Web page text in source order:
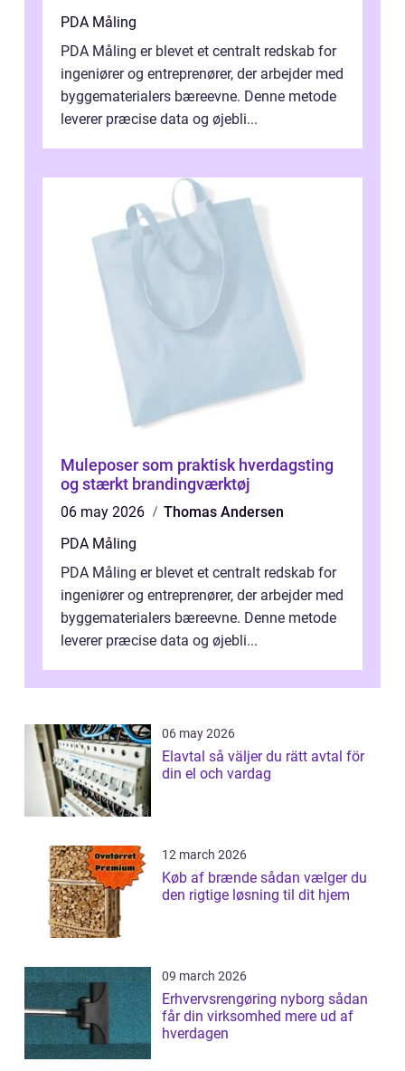
PDA Måling
PDA Måling er blevet et centralt redskab for
ingeniører og entreprenører, der arbejder med
byggematerialers bæreevne. Denne metode
leverer præcise data og øjebli...
Muleposer som praktisk hverdagsting
og stærkt brandingværktøj
06 may 2026
Thomas Andersen
PDA Måling
PDA Måling er blevet et centralt redskab for
ingeniører og entreprenører, der arbejder med
byggematerialers bæreevne. Denne metode
leverer præcise data og øjebli...
06 may 2026
Elavtal så väljer du rätt avtal för
din el och vardag
12 march 2026
Køb af brænde sådan vælger du
den rigtige løsning til dit hjem
09 march 2026
Erhvervsrengøring nyborg sådan
får din virksomhed mere ud af
hverdagen